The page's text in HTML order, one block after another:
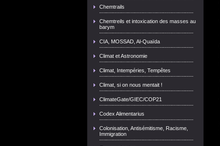
Chemtrails
Chemtreils et intoxication des masses au
barym
CIA, MOSSAD, Al-Quaïda
Climat et Astronomie
Climat, Intempéries, Tempêtes
Climat, si on nous mentait !
ClimateGate/GIEC/COP21
Codex Alimentarius
Colonisation, Antisémitisme, Racisme,
Immigration